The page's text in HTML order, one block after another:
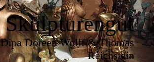
Skulpturengut
Dipa Doreen Wolff & Thomas
Reichstein